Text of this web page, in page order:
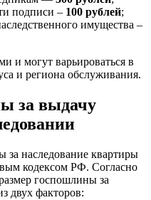
подписи – 100 рублей;
имущества –
и могут варьироваться в
и региона обслуживания.
за выдачу
за наследование квартиры
кодексом РФ. Согласно
госпошлины за
двух факторов: